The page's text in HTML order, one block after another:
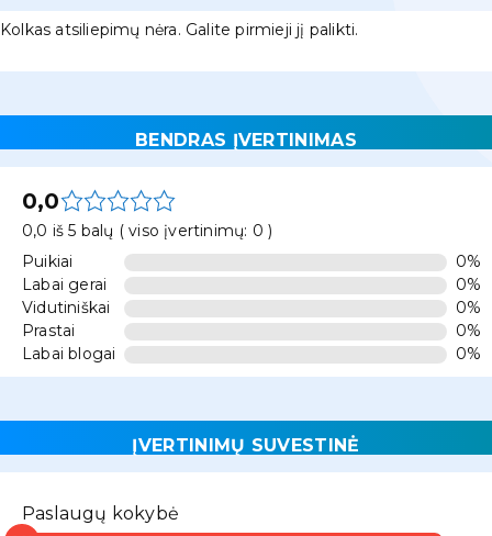
Kolkas atsiliepimų nėra. Galite pirmieji jį palikti.
BENDRAS ĮVERTINIMAS
0,0
0,0 iš 5 balų ( viso įvertinimų: 0 )
Puikiai
0%
Labai gerai
0%
Vidutiniškai
0%
Prastai
0%
Labai blogai
0%
ĮVERTINIMŲ SUVESTINĖ
Paslaugų kokybė